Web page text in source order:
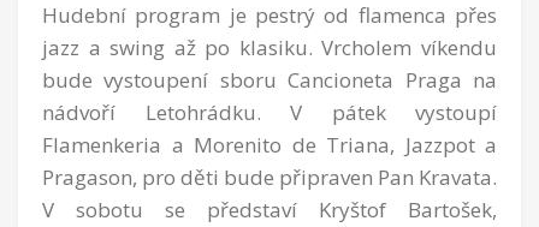
Hudební program je pestrý od flamenca přes
jazz a swing až po klasiku. Vrcholem víkendu
bude vystoupení sboru Cancioneta Praga na
nádvoří Letohrádku. V pátek vystoupí
Flamenkeria a Morenito de Triana, Jazzpot a
Pragason, pro děti bude připraven Pan Kravata.
V sobotu se představí Kryštof Bartošek,